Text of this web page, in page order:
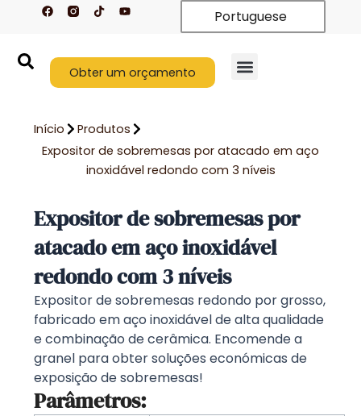
conteúdo
F
a
o
k
T
i
k
Y
o
b
e
Portuguese
Obter um orçamento
Início
Produtos
Expositor de sobremesas por atacado em aço
inoxidável redondo com 3 níveis
Expositor de sobremesas por
atacado em aço inoxidável
redondo com 3 níveis
Expositor de sobremesas redondo por grosso,
fabricado em aço inoxidável de alta qualidade
e combinação de cerâmica. Encomende a
granel para obter soluções económicas de
exposição de sobremesas!
Parâmetros: